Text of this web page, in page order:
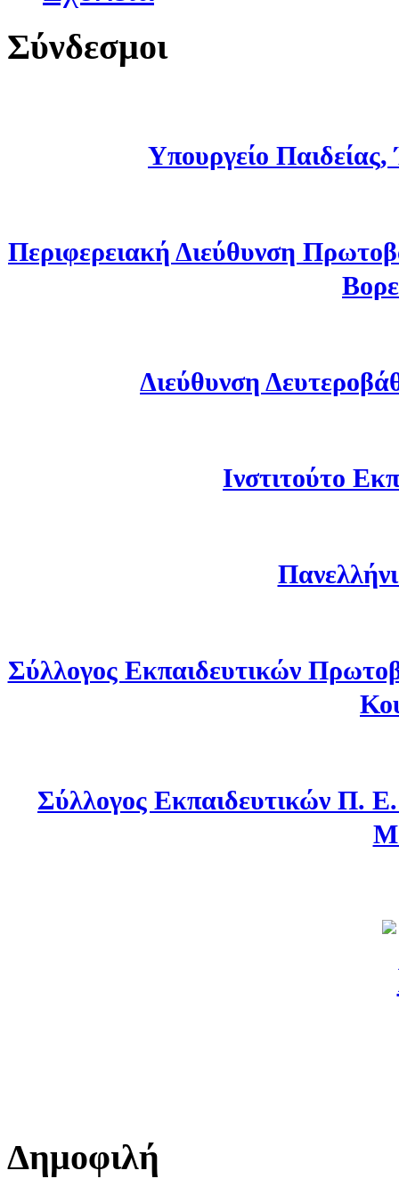
Σύνδεσμοι
Υπουργείο
Περιφερειακή Διεύθυνση
Διεύθυνση
Ινστιτούτο
Σύλλογος Εκπαιδευτικών
Σύλλογος Εκπαιδευτικών Π.
Δημοφιλή